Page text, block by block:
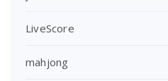
LiveScore
mahjong